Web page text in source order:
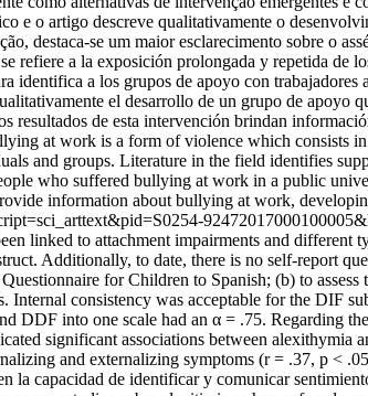
e o artigo descreve qualitativamente o
destaca-se um maior esclarecimento sobre o
refiere a la exposición prolongada y repetida de
identifica a los grupos de apoyo con
el desarrollo de un grupo de apoyo
resultados de esta intervención brindan
at work is a form of violence which consists
and groups. Literature in the field identifies
who suffered bullying at work in a public
information about bullying at work,
linked to attachment impairments and
Additionally, to date, there is no self-report
for Children to Spanish; (b) to
Internal consistency was acceptable for the DIF
DDF into one scale had an α = .75.
significant associations between
and externalizing symptoms (r = .37, p <
la capacidad de identificar y comunicar